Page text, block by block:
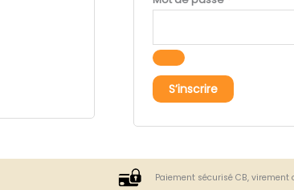
S’inscrire
Paiement sécurisé CB, virement